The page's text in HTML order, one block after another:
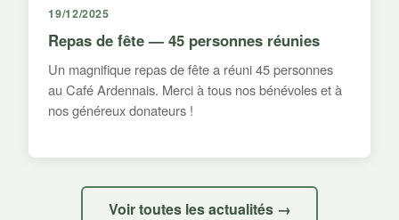
19/12/2025
Repas de fête — 45 personnes réunies
Un magnifique repas de fête a réuni 45 personnes
au Café Ardennais. Merci à tous nos bénévoles et à
nos généreux donateurs !
Voir toutes les actualités →